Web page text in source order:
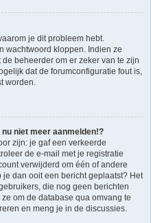
je dit probleem hebt.
wachtwoord kloppen. Indien ze
beheerder om er zeker van te zijn
dat de forumconfiguratie fout is,
worden.
niet meer aanmelden!?
zijn: je gaf een verkeerde
de e-mail met je registratie
verwijderd om één of andere
dan ooit een bericht geplaatst? Het
die nog geen berichten
om de database qua omvang te
en meng je in de discussies.